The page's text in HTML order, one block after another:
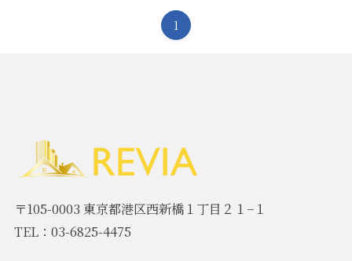
1
〒105-0003 東京都港区西新橋１丁目２１−１
TEL：03-6825-4475